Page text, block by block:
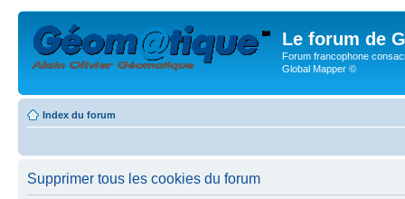
Le forum de
Forum francophone
Global Mapper ©
Index du forum
Supprimer tous les cookies du forum